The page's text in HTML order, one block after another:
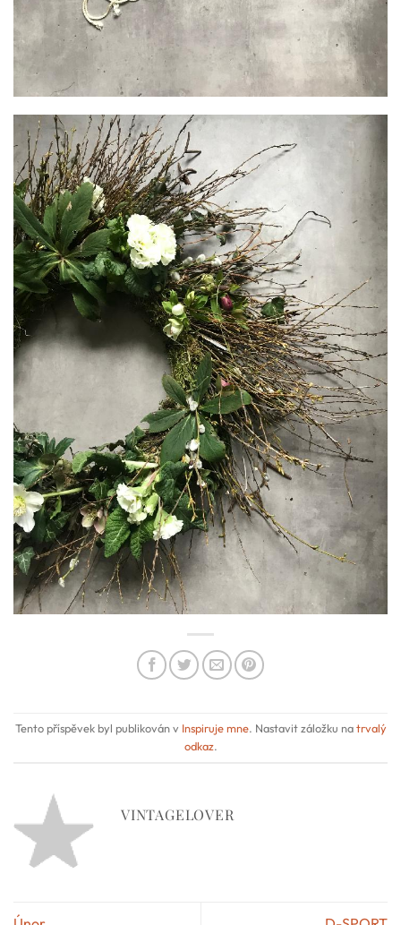
Tento příspěvek byl publikován v Inspiruje mne. Nastavit záložku natrvalý
odkaz.
VINTAGELOVER